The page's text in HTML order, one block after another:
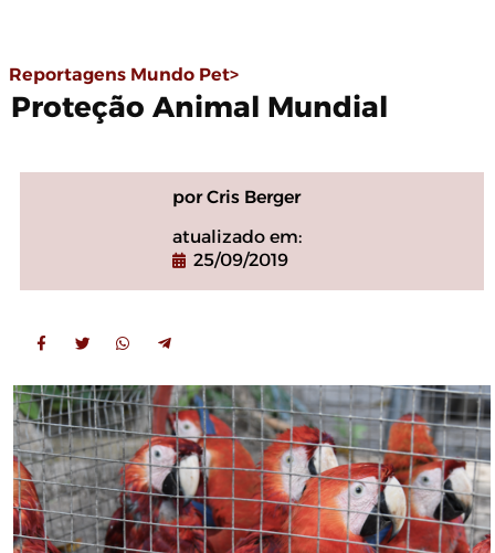
Reportagens Mundo Pet>
Proteção Animal Mundial
por Cris Berger
atualizado em:
25/09/2019